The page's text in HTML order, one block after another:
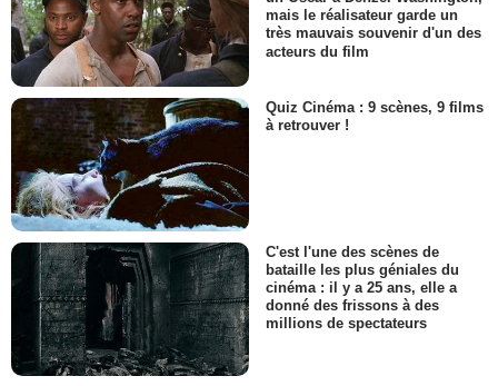
mais le réalisateur garde un
très mauvais souvenir d'un des
acteurs du film
Quiz Cinéma : 9 scènes, 9 films
à retrouver !
C'est l'une des scènes de
bataille les plus géniales du
cinéma : il y a 25 ans, elle a
donné des frissons à des
millions de spectateurs